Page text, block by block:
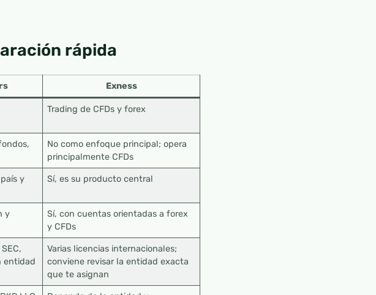
rápida
Exness
Trading de CFDs y forex
No como enfoque principal; opera
principalmente CFDs
y
Sí, es su producto central
y
Sí, con cuentas orientadas a forex
y CFDs
entidad
Varias licencias internacionales;
conviene revisar la entidad exacta
que te asignan